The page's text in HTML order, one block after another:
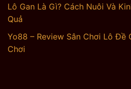
Lô Gan Là Gì? Cách Nuôi Và
Quả
Yo88 – Review Sân Chơi Lô Đề
Chơi